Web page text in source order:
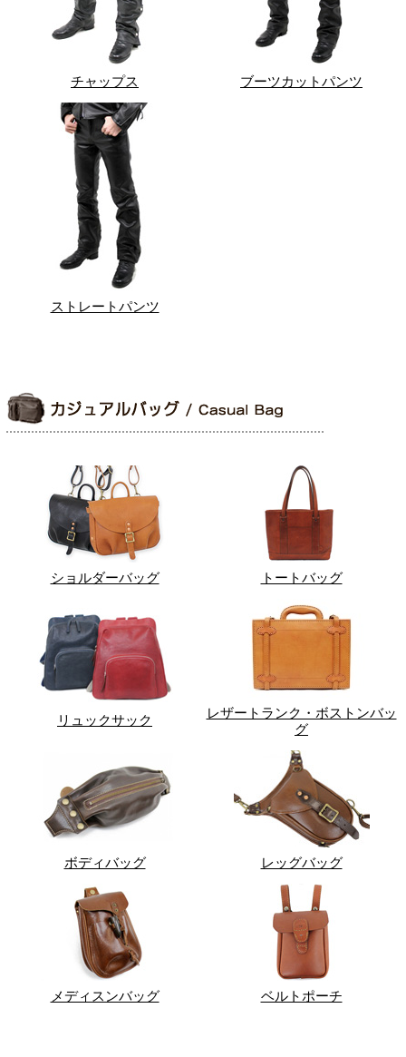
チャップス ブーツカットパンツ
ストレートパンツ
ショルダーバッグ トートバッグ
リュックサック
レザートランク・ボストンバッ
グ
ボディバッグ レッグバッグ
メディスンバッグ ベルトポーチ